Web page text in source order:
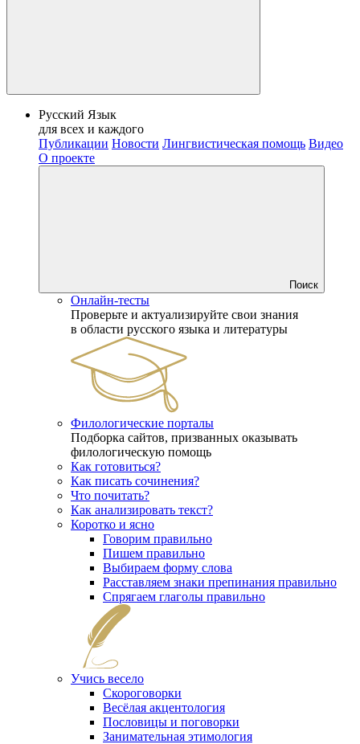
Русский Язык
для всех и каждого
Публикации Новости Лингвистическая помощь Видео
О проекте
Поиск
Онлайн-тесты
Проверьте и актуализируйте свои знания
в области русского языка и литературы
Филологические порталы
Подборка сайтов, призванных оказывать
филологическую помощь
Как готовиться?
Как писать сочинения?
Что почитать?
Как анализировать текст?
Коротко и ясно
Говорим правильно
Пишем правильно
Выбираем форму слова
Расставляем знаки препинания правильно
Спрягаем глаголы правильно
Учись весело
Скороговорки
Весёлая акцентология
Пословицы и поговорки
Занимательная этимология